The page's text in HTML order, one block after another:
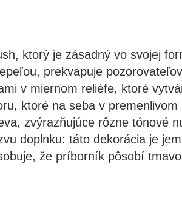
ktorý je zásadný vo svojej
prekvapuje
v miernom reliéfe, ktoré
ktoré na seba v
zvýrazňujúce rôzne tónové
doplnku: táto dekorácia je
že príborník pôsobí